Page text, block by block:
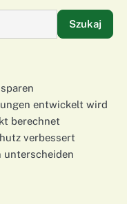
Szukaj
entwickelt wird
berechnet
verbessert
unterscheiden